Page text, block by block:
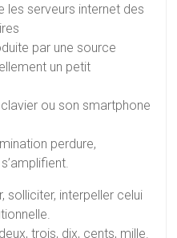
serveurs internet des
par une source
un petit
clavier ou son smartphone
perdure,
solliciter, interpeller celui
trois, dix, cents, mille.